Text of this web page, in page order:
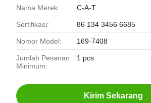
Nama Merek: C-A-T
Sertifikasi: 86 134 3456 6685
Nomor Model: 169-7408
Jumlah Pesanan
Minimum:
1 pcs
Kirim Sekarang